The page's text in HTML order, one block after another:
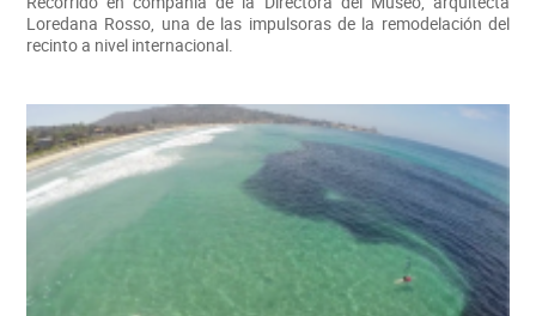
Loredana Rosso, una de las impulsoras de la remodelación del
recinto a nivel internacional.